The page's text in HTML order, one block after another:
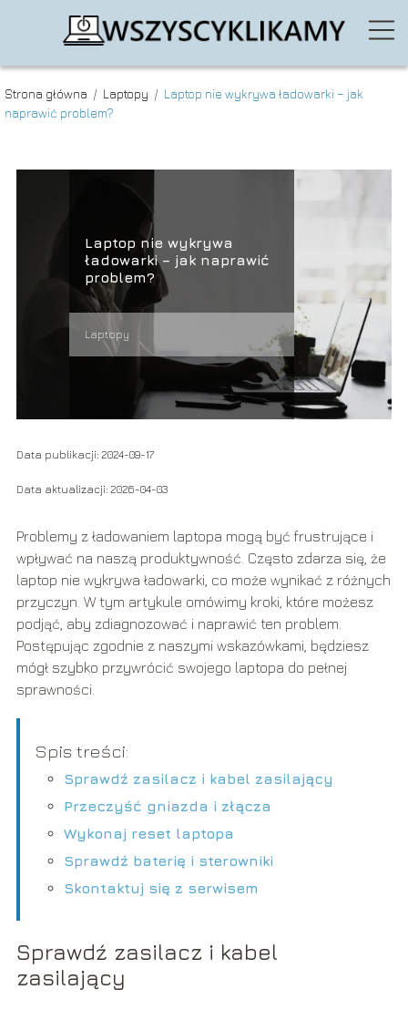
Strona główna / Laptopy / Laptop nie wykrywa ładowarki – jak
naprawić problem?
Laptop nie wykrywa
ładowarki – jak naprawić
problem?
Laptopy
Data publikacji: 2024-09-17
Data aktualizacji: 2026-04-03
Problemy z ładowaniem laptopa mogą być frustrujące i
wpływać na naszą produktywność. Często zdarza się, że
laptop nie wykrywa ładowarki, co może wynikać z różnych
przyczyn. W tym artykule omówimy kroki, które możesz
podjąć, aby zdiagnozować i naprawić ten problem.
Postępując zgodnie z naszymi wskazówkami, będziesz
mógł szybko przywrócić swojego laptopa do pełnej
sprawności.
Spis treści:
Sprawdź zasilacz i kabel zasilający
Przeczyść gniazda i złącza
Wykonaj reset laptopa
Sprawdź baterię i sterowniki
Skontaktuj się z serwisem
Sprawdź zasilacz i kabel
zasilający